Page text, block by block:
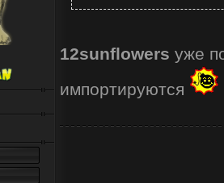
12sunflowers уже
импортируются